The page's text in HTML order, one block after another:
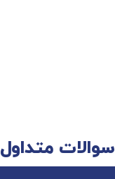
سوالات متداول